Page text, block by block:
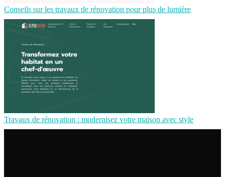
Conseils sur les travaux de rénovation pour plus de lumière
Travaux de rénovation : modernisez votre maison avec style